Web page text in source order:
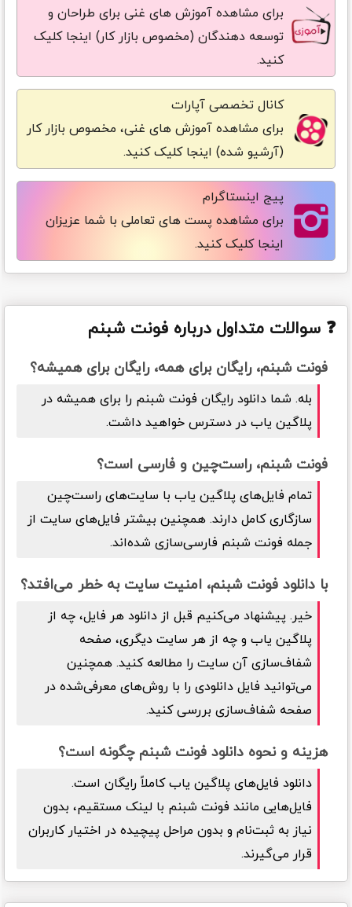
برای مشاهده آموزش های غنی برای طراحان و
توسعه دهندگان (مخصوص بازار کار) اینجا کلیک
کنید.
کانال تخصصی آپارات
برای مشاهده آموزش های غنی، مخصوص بازار کار
(آرشیو شده) اینجا کلیک کنید.
پیج اینستاگرام
برای مشاهده پست های تعاملی با شما عزیزان
اینجا کلیک کنید.
❓ سوالات متداول درباره فونت شبنم
فونت شبنم، رایگان برای همه، رایگان برای همیشه؟
بله. شما دانلود رایگان فونت شبنم را برای همیشه در
پلاگین یاب در دسترس خواهید داشت.
فونت شبنم، راست‌چین و فارسی است؟
تمام فایل‌های پلاگین یاب با سایت‌های راست‌چین
سازگاری کامل دارند. همچنین بیشتر فایل‌های سایت از
جمله فونت شبنم فارسی‌سازی شده‌اند.
با دانلود فونت شبنم، امنیت سایت به خطر می‌افتد؟
خیر. پیشنهاد می‌کنیم قبل از دانلود هر فایل، چه از
پلاگین یاب و چه از هر سایت دیگری، صفحه
شفاف‌سازی آن سایت را مطالعه کنید. همچنین
می‌توانید فایل دانلودی را با روش‌های معرفی‌شده در
صفحه شفاف‌سازی بررسی کنید.
هزینه و نحوه دانلود فونت شبنم چگونه است؟
دانلود فایل‌های پلاگین یاب کاملاً رایگان است.
فایل‌هایی مانند فونت شبنم با لینک مستقیم، بدون
نیاز به ثبت‌نام و بدون مراحل پیچیده در اختیار کاربران
قرار می‌گیرند.